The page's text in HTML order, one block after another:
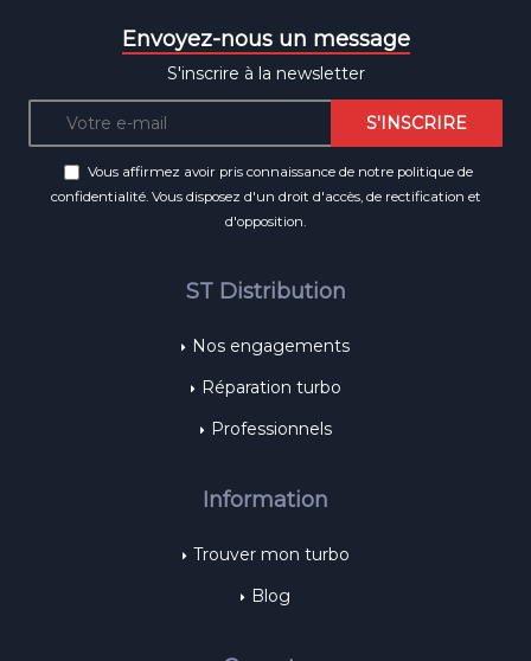
Envoyez-nous un message
S'inscrire à la newsletter
Vous affirmez avoir pris connaissance de notre politique de
confidentialité. Vous disposez d'un droit d'accès, de rectification et
d'opposition.
ST Distribution
Nos engagements
Réparation turbo
Professionnels
Information
Trouver mon turbo
Blog